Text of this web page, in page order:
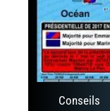
Conseils